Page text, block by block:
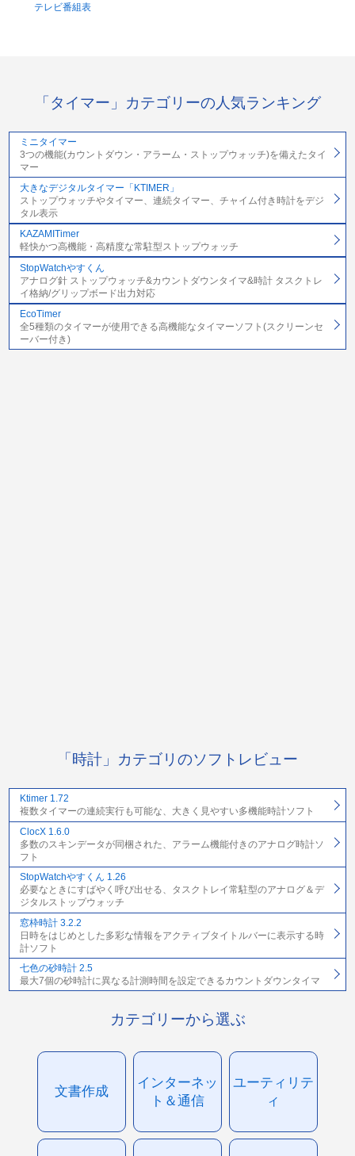
テレビ番組表
「タイマー」カテゴリーの人気ランキング
ミニタイマー
3つの機能(カウントダウン・アラーム・ストップウォッチ)を備えたタイ
マー
大きなデジタルタイマー「KTIMER」
ストップウォッチやタイマー、連続タイマー、チャイム付き時計をデジ
タル表示
KAZAMITimer
軽快かつ高機能・高精度な常駐型ストップウォッチ
StopWatchやすくん
アナログ針 ストップウォッチ&カウントダウンタイマ&時計 タスクトレ
イ格納/グリップボード出力対応
EcoTimer
全5種類のタイマーが使用できる高機能なタイマーソフト(スクリーンセ
ーバー付き)
「時計」カテゴリのソフトレビュー
Ktimer 1.72
複数タイマーの連続実行も可能な、大きく見やすい多機能時計ソフト
ClocX 1.6.0
多数のスキンデータが同梱された、アラーム機能付きのアナログ時計ソ
フト
StopWatchやすくん 1.26
必要なときにすばやく呼び出せる、タスクトレイ常駐型のアナログ＆デ
ジタルストップウォッチ
窓枠時計 3.2.2
日時をはじめとした多彩な情報をアクティブタイトルバーに表示する時
計ソフト
七色の砂時計 2.5
最大7個の砂時計に異なる計測時間を設定できるカウントダウンタイマ
カテゴリーから選ぶ
文書作成
インターネッ
ト＆通信
ユーティリテ
ィ